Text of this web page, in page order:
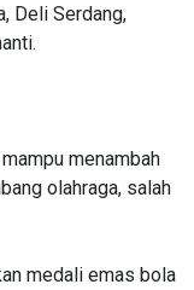
Deli Serdang,
menambah
olahraga, salah
medali emas bola